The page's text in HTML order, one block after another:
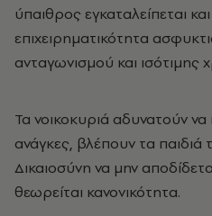
ύπαιθρος εγκαταλείπεται
επιχειρηματικότητα
ανταγωνισμού και
Τα νοικοκυριά αδυνατούν
ανάγκες, βλέπουν τα
Δικαιοσύνη να μην
θεωρείται κανονικότητα.